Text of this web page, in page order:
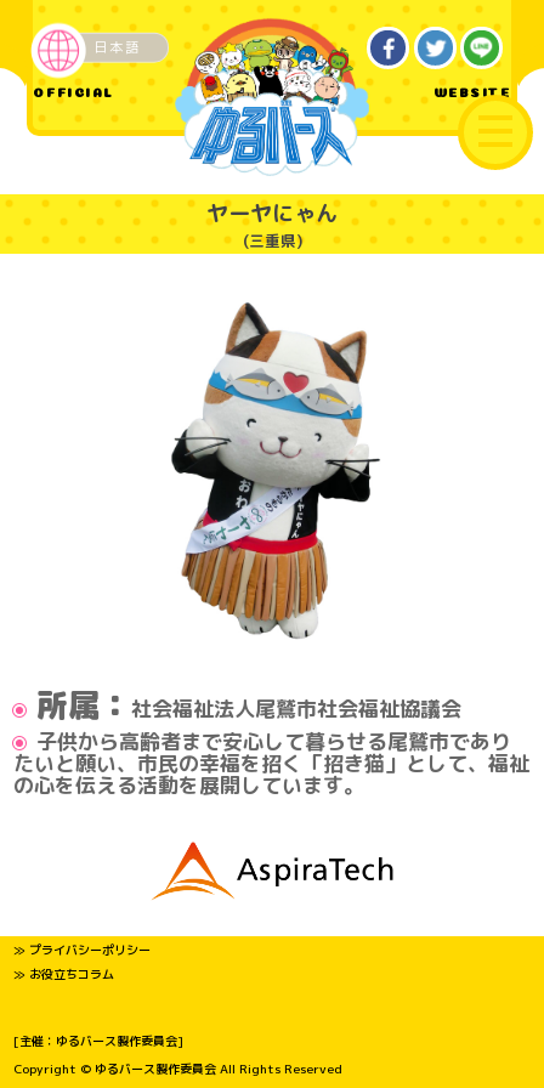
OFFICIAL WEBSITE
日本語
ご当地
ヤーヤにゃん
(三重県)
所属： 社会福祉法人尾鷲市社会福祉協議会
子供から高齢者まで安心して暮らせる尾鷲市であり
たいと願い、市民の幸福を招く「招き猫」として、福祉
の心を伝える活動を展開しています。
≫ プライバシーポリシー
≫ お役立ちコラム
[主催：ゆるバース製作委員会]
Copyright © ゆるバース製作委員会 All Rights Reserved